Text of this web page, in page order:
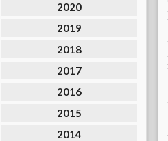
2020
2019
2018
2017
2016
2015
2014